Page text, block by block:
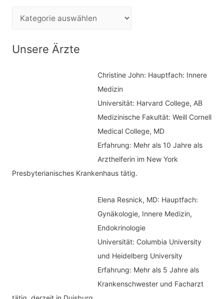
tUnsere Ärzte
Christine John: Hauptfach: Innere
Medizin
Universität: Harvard College, AB
Medizinische Fakultät: Weill Cornell
Medical College, MD
Erfahrung: Mehr als 10 Jahre als
Arzthelferin im New York
Presbyterianisches Krankenhaus tätig.
Elena Resnick, MD: Hauptfach:
Gynäkologie, Innere Medizin,
Endokrinologie
Universität: Columbia University
und Heidelberg University
Erfahrung: Mehr als 5 Jahre als
Krankenschwester und Facharzt